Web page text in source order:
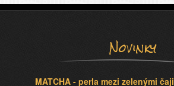
Novinky
MATCHA - perla mezi zelenými čaji